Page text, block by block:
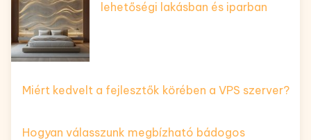
lehetőségi lakásban és iparban
Miért kedvelt a fejlesztők körében a VPS szerver?
Hogyan válasszunk megbízható bádogos